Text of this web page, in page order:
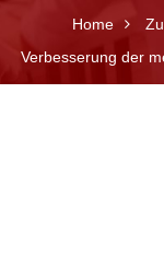
Home
Verbesserung der